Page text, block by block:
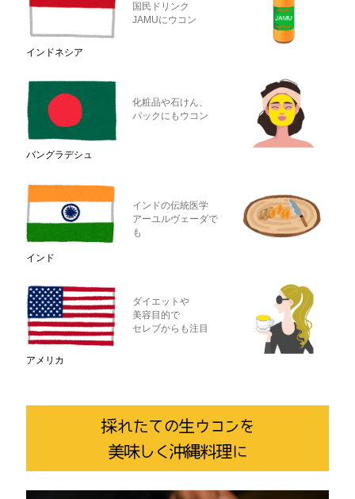
インドネシア
国民ドリンク
JAMUにウコン
バングラデシュ
化粧品や石けん、
パックにもウコン
インド
インドの伝統医学
アーユルヴェーダで
も
アメリカ
ダイエットや
美容目的で
セレブからも注目
採れたての生ウコンを
美味しく沖縄料理に